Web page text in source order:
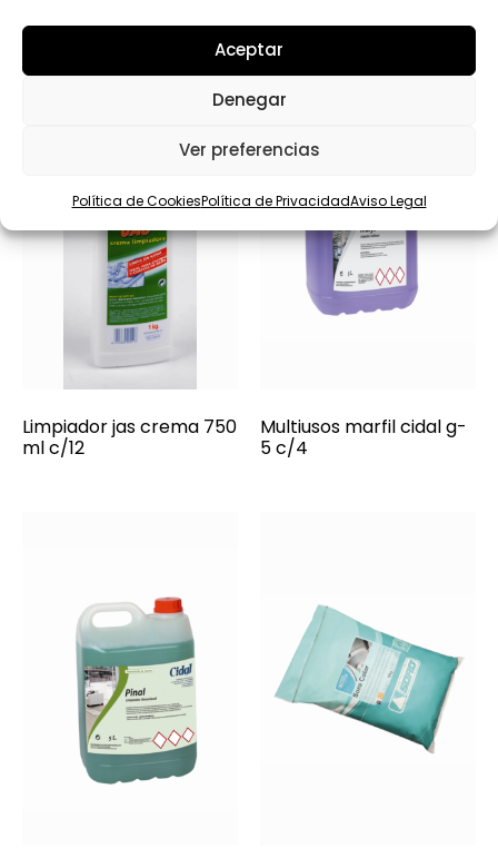
Aceptar
Denegar
Ver preferencias
Política de CookiesPolítica de PrivacidadAviso Legal
Productos relacionados
Limpiador jas crema 750
ml c/12
Multiusos marfil cidal g-
5 c/4